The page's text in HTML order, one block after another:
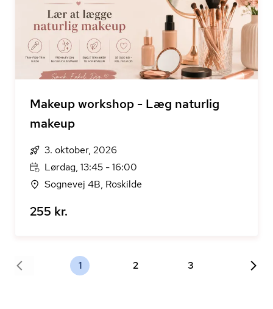
Makeup workshop - Læg naturlig
makeup
3. oktober, 2026
Lørdag, 13:45 - 16:00
Sognevej 4B, Roskilde
255 kr.
1 2 3